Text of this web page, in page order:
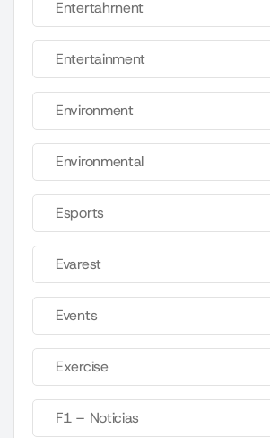
Entertahrnent
Entertainment
Environment
Environmental
Esports
Evarest
Events
Exercise
F1 – Noticias